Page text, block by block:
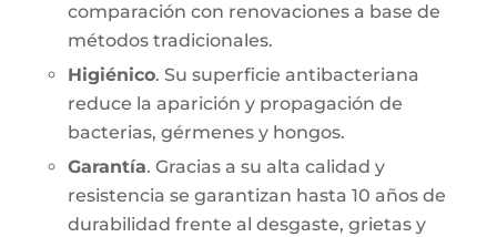
comparación con renovaciones a base de
métodos tradicionales.
Higiénico. Su superficie antibacteriana
reduce la aparición y propagación de
bacterias, gérmenes y hongos.
Garantía. Gracias a su alta calidad y
resistencia se garantizan hasta 10 años de
durabilidad frente al desgaste, grietas y